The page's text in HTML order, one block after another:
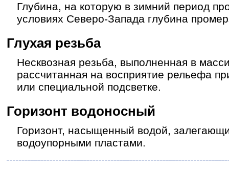
Глубина, на которую в зимний период
условиях Северо-Запада глубина
Глухая резьба
Несквозная резьба, выполненная в
рассчитанная на восприятие рельефа
или специальной подсветке.
Горизонт водоносный
Горизонт, насыщенный водой,
водоупорными пластами.